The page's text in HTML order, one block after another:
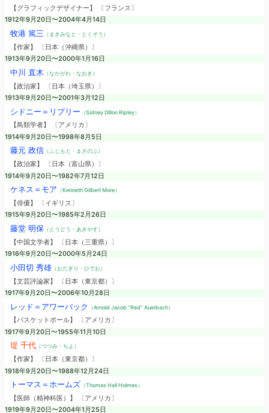
【グラフィックデザイナー】 〔フランス〕
1912年9月20日〜2004年4月14日
牧港 篤三 （まきみなと・とくぞう）
【作家】 〔日本（沖縄県）〕
1913年9月20日〜2000年1月16日
中川 直木 （なかがわ・なおき）
【政治家】 〔日本（埼玉県）〕
1913年9月20日〜2001年3月12日
シドニー＝リプリー （Sidney Dillon Ripley）
【鳥類学者】 〔アメリカ〕
1914年9月20日〜1998年8月5日
藤元 政信 （ふじもと・まさのぶ）
【政治家】 〔日本（富山県）〕
1914年9月20日〜1982年7月12日
ケネス＝モア （Kenneth Gilbert More）
【俳優】 〔イギリス〕
1915年9月20日〜1985年2月26日
藤堂 明保 （とうどう・あきやす）
【中国文学者】 〔日本（三重県）〕
1916年9月20日〜2000年5月24日
小田切 秀雄（おだぎり・ひでお）
【文芸評論家】 〔日本（東京都）〕
1917年9月20日〜2006年10月28日
レッド＝アワーバック （Arnold Jacob “Red” Auerbach）
【バスケットボール】 〔アメリカ〕
1917年9月20日〜1955年11月10日
堤 千代（つつみ・ちよ）
【作家】 〔日本（東京都）〕
1918年9月20日〜1988年12月24日
トーマス＝ホームズ （Thomas Hall Holmes）
【医師（精神科医）】 〔アメリカ〕
1919年9月20日〜2004年1月25日